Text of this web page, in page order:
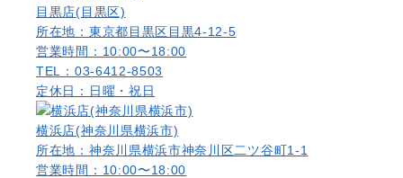
目黒店(目黒区)
所在地：東京都目黒区目黒4-12-5
営業時間：10:00〜18:00
TEL：03-6412-8503
定休日：日曜・祝日
横浜店(神奈川県横浜市)
所在地：神奈川県横浜市神奈川区二ツ谷町1-1
営業時間：10:00〜18:00